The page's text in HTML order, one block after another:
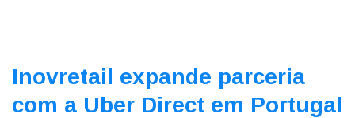
Inovretail expande parceria
com a Uber Direct em Portugal